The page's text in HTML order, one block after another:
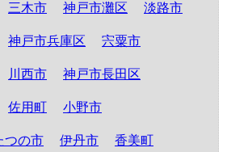
三木市 神戸市灘区 淡路市
神戸市兵庫区 宍粟市
川西市 神戸市長田区
佐用町 小野市
つの市 伊丹市 香美町